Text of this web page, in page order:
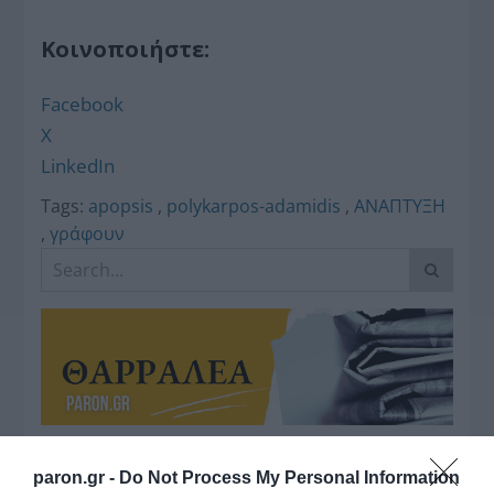
paron.gr - Do Not Process My Personal Information
Κοινοποιήστε:
Facebook
X
LinkedIn
Tags: apopsis , polykarpos-adamidis ,ΑΝΑΠΤΥΞΗ
,γράφουν
Η διαφθορά απειλεί και τη… ζωή μας